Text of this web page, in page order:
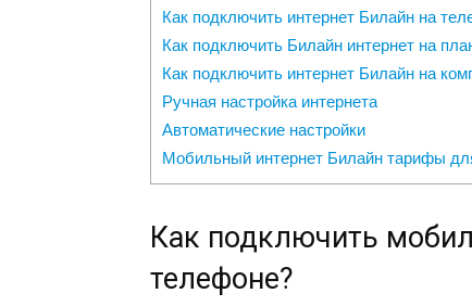
Как подключить интернет Билайн на
Как подключить Билайн интернет на
Как подключить интернет Билайн на
Ручная настройка интернета
Автоматические настройки
Мобильный интернет Билайн тарифы
Как подключить
телефоне?